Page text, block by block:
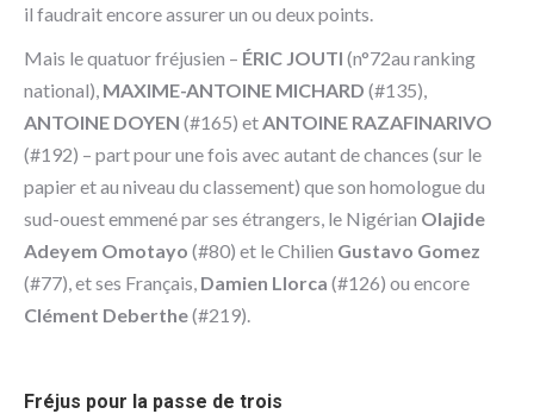
il faudrait encore assurer un ou deux points.
Mais le quatuor fréjusien – ÉRIC JOUTI (n°72au ranking
national), MAXIME-ANTOINE MICHARD (#135),
ANTOINE DOYEN (#165) etANTOINE RAZAFINARIVO
(#192) – part pour une fois avec autant de chances (sur le
papier et au niveau du classement) que son homologue du
sud-ouest emmené par ses étrangers, le Nigérian Olajide
Adeyem Omotayo (#80) et le Chilien Gustavo Gomez
(#77), et ses Français, Damien Llorca (#126) ou encore
Clément Deberthe(#219).
Fréjus pour la passe de trois